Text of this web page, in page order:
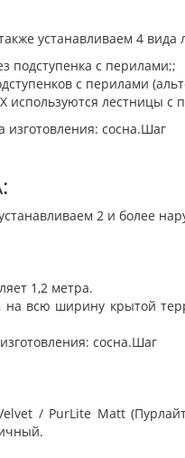
устанавливаем 4 вида
подступенка с перилами;;
с перилами
используются лестницы
изготовления: сосна.Шаг
2 и более
1,2 метра.
всю ширину крытой
сосна.Шаг
/ PurLite Matt